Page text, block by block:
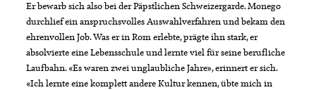
Er bewarb sich also bei der Päpstlichen Schweizergarde. Monego
durchlief ein anspruchsvolles Auswahlverfahren und bekam den
ehrenvollen Job. Was er in Rom erlebte, prägte ihn stark, er
absolvierte eine Lebensschule und lernte viel für seine berufliche
Laufbahn. «Es waren zwei unglaubliche Jahre», erinnert er sich.
«Ich lernte eine komplett andere Kultur kennen, übte mich in